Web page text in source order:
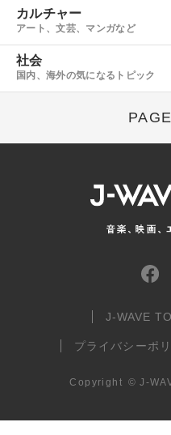
カルチャー
アート、文芸、マンガなど
社会
国内、海外の気になるトピック
J-WAVE
プライバシーポ
Copyright © J-